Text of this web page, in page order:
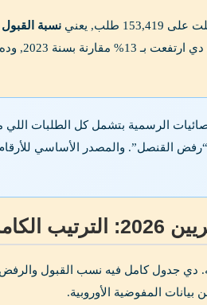
نسبة القبول
في
الرسمية بتشمل كل الطلبات اللي
القنصل”. والمصدر الأساسي
القبول
دي جدول كامل فيه نسب القبول والرفض